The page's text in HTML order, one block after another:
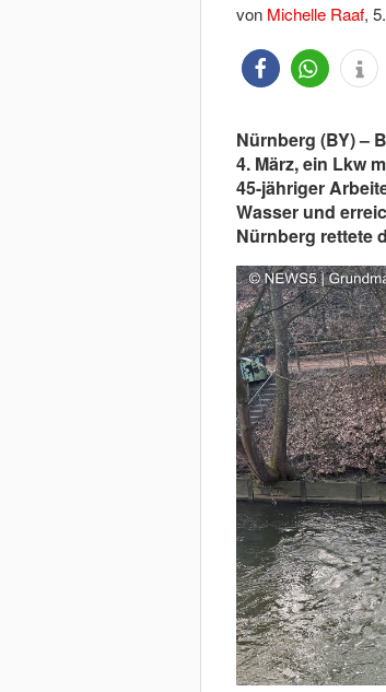
von Michelle Raaf,
Nürnberg (BY) –
4. März, ein Lkw
45-jähriger
Wasser und
Nürnberg rettete